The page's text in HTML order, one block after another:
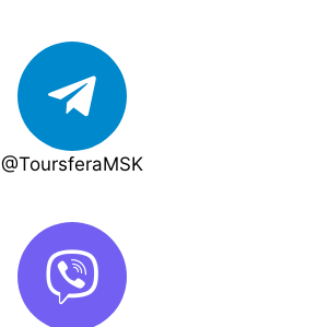
@ToursferaMSK